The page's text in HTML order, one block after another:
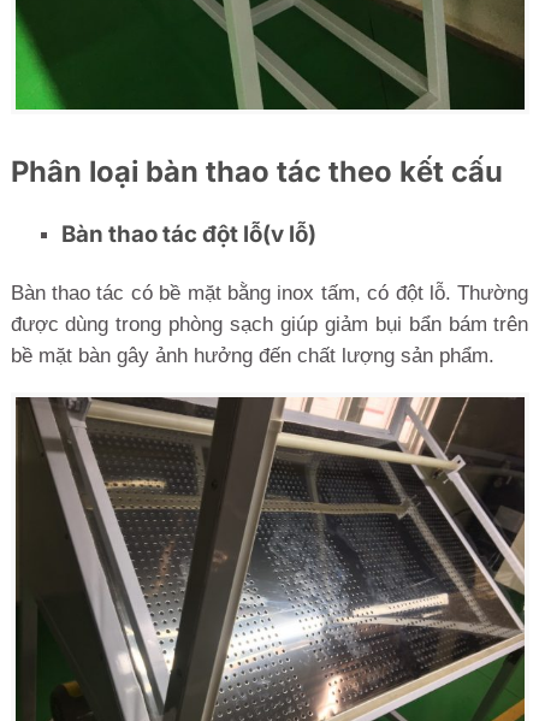
Phân loại bàn thao tác theo kết cấu
Bàn thao tác đột lỗ(v lỗ)
Bàn thao tác có bề mặt bằng inox tấm, có đột lỗ. Thường
được dùng trong phòng sạch giúp giảm bụi bẩn bám trên
bề mặt bàn gây ảnh hưởng đến chất lượng sản phẩm.